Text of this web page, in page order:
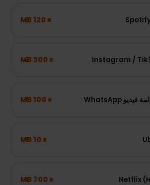
± 120 MB
± 300 MB
± 100 MB
± 10 MB
± 700 MB